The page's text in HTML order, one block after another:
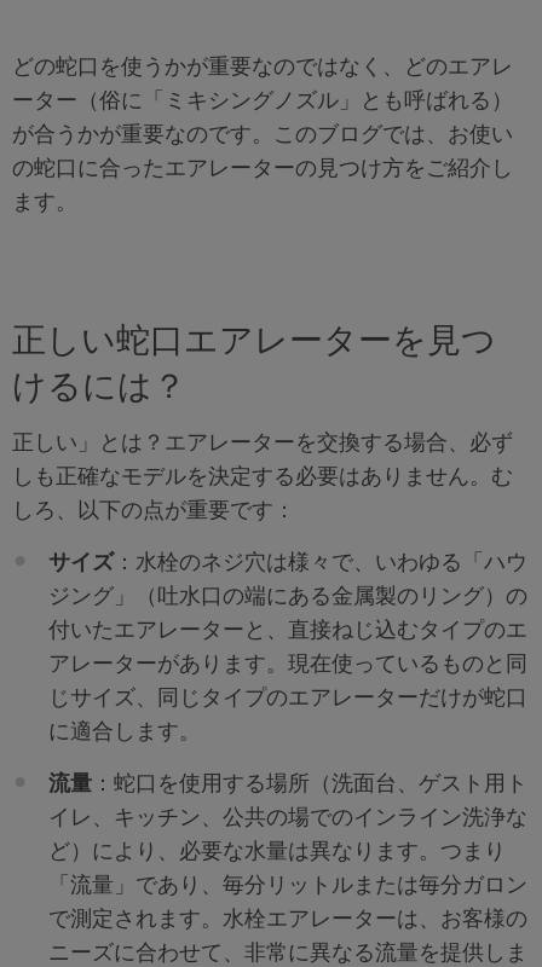
どの蛇口を使うかが重要なのではなく、どのエアレ
ーター（俗に「ミキシングノズル」とも呼ばれる）
が合うかが重要なのです。このブログでは、お使い
の蛇口に合ったエアレーターの見つけ方をご紹介し
ます。
正しい蛇口エアレーターを見つ
けるには？
正しい」とは？エアレーターを交換する場合、必ず
しも正確なモデルを決定する必要はありません。む
しろ、以下の点が重要です：
サイズ：水栓のネジ穴は様々で、いわゆる「ハウ
ジング」（吐水口の端にある金属製のリング）の
付いたエアレーターと、直接ねじ込むタイプのエ
アレーターがあります。現在使っているものと同
じサイズ、同じタイプのエアレーターだけが蛇口
に適合します。
流量 ：蛇口を使用する場所（洗面台、ゲスト用ト
イレ、キッチン、公共の場でのインライン洗浄な
ど）により、必要な水量は異なります。つまり
「流量」であり、毎分リットルまたは毎分ガロン
で測定されます。水栓エアレーターは、お客様の
ニーズに合わせて、非常に異なる流量を提供しま